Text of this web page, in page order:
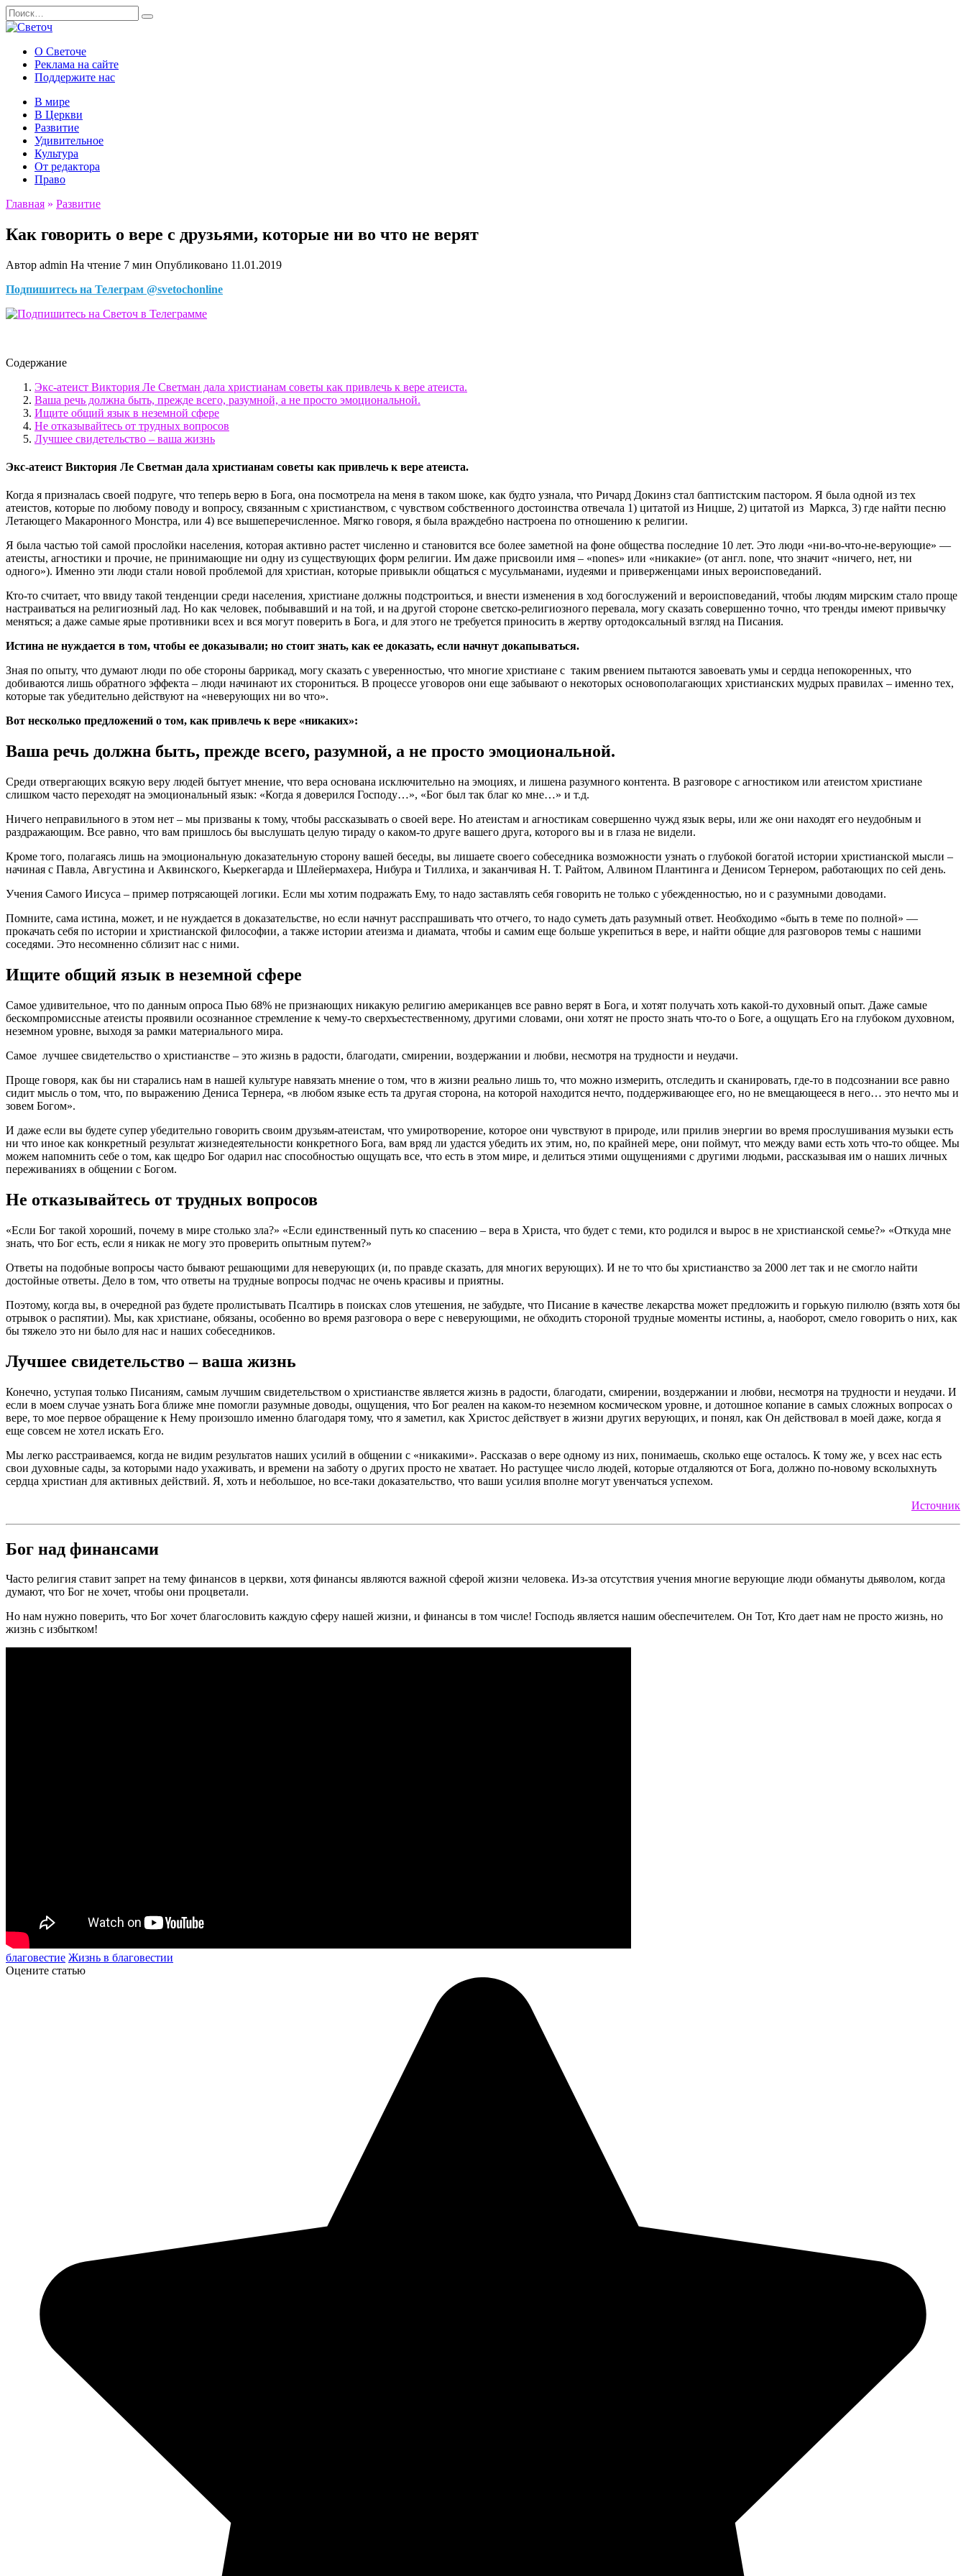
Перейти
к
Search
for:
О Светоче
Реклама на сайте
Поддержите нас
В мире
В Церкви
Развитие
Удивительное
Культура
От редактора
Право
Главная » Развитие
Как говорить о вере с друзьями, которые ни во что не верят
Автор admin На чтение 7 мин Опубликовано 11.01.2019
Подпишитесь на Телеграм @svetochonline
Содержание
Экс-атеист Виктория Ле Светман дала христианам советы как привлечь к вере атеиста.
Ваша речь должна быть, прежде всего, разумной, а не просто эмоциональной.
Ищите общий язык в неземной сфере
Не отказывайтесь от трудных вопросов
Лучшее свидетельство – ваша жизнь
Экс-атеист Виктория Ле Светман дала христианам советы как привлечь к вере атеиста.
Когда я призналась своей подруге, что теперь верю в Бога, она посмотрела на меня в таком шоке, как будто узнала, что Ричард Докинз стал баптистским пастором. Я была одной из тех
атеистов, которые по любому поводу и вопросу, связанным с христианством, с чувством собственного достоинства отвечала 1) цитатой из Ницше, 2) цитатой из Маркса, 3) где найти песню
Летающего Макаронного Монстра, или 4) все вышеперечисленное. Мягко говоря, я была враждебно настроена по отношению к религии.
Я была частью той самой прослойки населения, которая активно растет численно и становится все более заметной на фоне общества последние 10 лет. Это люди «ни-во-что-не-верующие» —
атеисты, агностики и прочие, не принимающие ни одну из существующих форм религии. Им даже присвоили имя – «nones» или «никакие» (от англ. none, что значит «ничего, нет, ни
одного»). Именно эти люди стали новой проблемой для христиан, которые привыкли общаться с мусульманами, иудеями и приверженцами иных вероисповеданий.
Кто-то считает, что ввиду такой тенденции среди населения, христиане должны подстроиться, и внести изменения в ход богослужений и вероисповеданий, чтобы людям мирским стало проще
настраиваться на религиозный лад. Но как человек, побывавший и на той, и на другой стороне светско-религиозного перевала, могу сказать совершенно точно, что тренды имеют привычку
меняться; а даже самые ярые противники всех и вся могут поверить в Бога, и для этого не требуется приносить в жертву ортодоксальный взгляд на Писания.
Истина не нуждается в том, чтобы ее доказывали; но стоит знать, как ее доказать, если начнут докапываться.
Зная по опыту, что думают люди по обе стороны баррикад, могу сказать с уверенностью, что многие христиане с таким рвением пытаются завоевать умы и сердца непокоренных, что
добиваются лишь обратного эффекта – люди начинают их сторониться. В процессе уговоров они еще забывают о некоторых основополагающих христианских мудрых правилах – именно тех,
которые так убедительно действуют на «неверующих ни во что».
Вот несколько предложений о том, как привлечь к вере «никаких»:
Ваша речь должна быть, прежде всего, разумной, а не просто эмоциональной.
Среди отвергающих всякую веру людей бытует мнение, что вера основана исключительно на эмоциях, и лишена разумного контента. В разговоре с агностиком или атеистом христиане
слишком часто переходят на эмоциональный язык: «Когда я доверился Господу…», «Бог был так благ ко мне…» и т.д.
Ничего неправильного в этом нет – мы призваны к тому, чтобы рассказывать о своей вере. Но атеистам и агностикам совершенно чужд язык веры, или же они находят его неудобным и
раздражающим. Все равно, что вам пришлось бы выслушать целую тираду о каком-то друге вашего друга, которого вы и в глаза не видели.
Кроме того, полагаясь лишь на эмоциональную доказательную сторону вашей беседы, вы лишаете своего собеседника возможности узнать о глубокой богатой истории христианской мысли –
начиная с Павла, Августина и Аквинского, Кьеркегарда и Шлейермахера, Нибура и Тиллиха, и заканчивая Н. Т. Райтом, Алвином Плантинга и Денисом Тернером, работающих по сей день.
Учения Самого Иисуса – пример потрясающей логики. Если мы хотим подражать Ему, то надо заставлять себя говорить не только с убежденностью, но и с разумными доводами.
Помните, сама истина, может, и не нуждается в доказательстве, но если начнут расспрашивать что отчего, то надо суметь дать разумный ответ. Необходимо «быть в теме по полной» —
прокачать себя по истории и христианской философии, а также истории атеизма и диамата, чтобы и самим еще больше укрепиться в вере, и найти общие для разговоров темы с нашими
соседями. Это несомненно сблизит нас с ними.
Ищите общий язык в неземной сфере
Самое удивительное, что по данным опроса Пью 68% не признающих никакую религию американцев все равно верят в Бога, и хотят получать хоть какой-то духовный опыт. Даже самые
бескомпромиссные атеисты проявили осознанное стремление к чему-то сверхъестественному, другими словами, они хотят не просто знать что-то о Боге, а ощущать Его на глубоком духовном,
неземном уровне, выходя за рамки материального мира.
Самое лучшее свидетельство о христианстве – это жизнь в радости, благодати, смирении, воздержании и любви, несмотря на трудности и неудачи.
Проще говоря, как бы ни старались нам в нашей культуре навязать мнение о том, что в жизни реально лишь то, что можно измерить, отследить и сканировать, где-то в подсознании все равно
сидит мысль о том, что, по выражению Дениса Тернера, «в любом языке есть та другая сторона, на которой находится нечто, поддерживающее его, но не вмещающееся в него… это нечто мы и
зовем Богом».
И даже если вы будете супер убедительно говорить своим друзьям-атеистам, что умиротворение, которое они чувствуют в природе, или прилив энергии во время прослушивания музыки есть
ни что иное как конкретный результат жизнедеятельности конкретного Бога, вам вряд ли удастся убедить их этим, но, по крайней мере, они поймут, что между вами есть хоть что-то общее. Мы
можем напомнить себе о том, как щедро Бог одарил нас способностью ощущать все, что есть в этом мире, и делиться этими ощущениями с другими людьми, рассказывая им о наших личных
переживаниях в общении с Богом.
Не отказывайтесь от трудных вопросов
«Если Бог такой хороший, почему в мире столько зла?» «Если единственный путь ко спасению – вера в Христа, что будет с теми, кто родился и вырос в не христианской семье?» «Откуда мне
знать, что Бог есть, если я никак не могу это проверить опытным путем?»
Ответы на подобные вопросы часто бывают решающими для неверующих (и, по правде сказать, для многих верующих). И не то что бы христианство за 2000 лет так и не смогло найти
достойные ответы. Дело в том, что ответы на трудные вопросы подчас не очень красивы и приятны.
Поэтому, когда вы, в очередной раз будете пролистывать Псалтирь в поисках слов утешения, не забудьте, что Писание в качестве лекарства может предложить и горькую пилюлю (взять хотя бы
отрывок о распятии). Мы, как христиане, обязаны, особенно во время разговора о вере с неверующими, не обходить стороной трудные моменты истины, а, наоборот, смело говорить о них, как
бы тяжело это ни было для нас и наших собеседников.
Лучшее свидетельство – ваша жизнь
Конечно, уступая только Писаниям, самым лучшим свидетельством о христианстве является жизнь в радости, благодати, смирении, воздержании и любви, несмотря на трудности и неудачи. И
если в моем случае узнать Бога ближе мне помогли разумные доводы, ощущения, что Бог реален на каком-то неземном космическом уровне, и дотошное копание в самых сложных вопросах о
вере, то мое первое обращение к Нему произошло именно благодаря тому, что я заметил, как Христос действует в жизни других верующих, и понял, как Он действовал в моей даже, когда я
еще совсем не хотел искать Его.
Мы легко расстраиваемся, когда не видим результатов наших усилий в общении с «никакими». Рассказав о вере одному из них, понимаешь, сколько еще осталось. К тому же, у всех нас есть
свои духовные сады, за которыми надо ухаживать, и времени на заботу о других просто не хватает. Но растущее число людей, которые отдаляются от Бога, должно по-новому всколыхнуть
сердца христиан для активных действий. Я, хоть и небольшое, но все-таки доказательство, что ваши усилия вполне могут увенчаться успехом.
Источник
Бог над финансами
Часто религия ставит запрет на тему финансов в церкви, хотя финансы являются важной сферой жизни человека. Из-за отсутствия учения многие верующие люди обмануты дьяволом, когда
думают, что Бог не хочет, чтобы они процветали.
Но нам нужно поверить, что Бог хочет благословить каждую сферу нашей жизни, и финансы в том числе! Господь является нашим обеспечителем. Он Тот, Кто дает нам не просто жизнь, но
жизнь с избытком!
благовестие Жизнь в благовестии
Оцените статью